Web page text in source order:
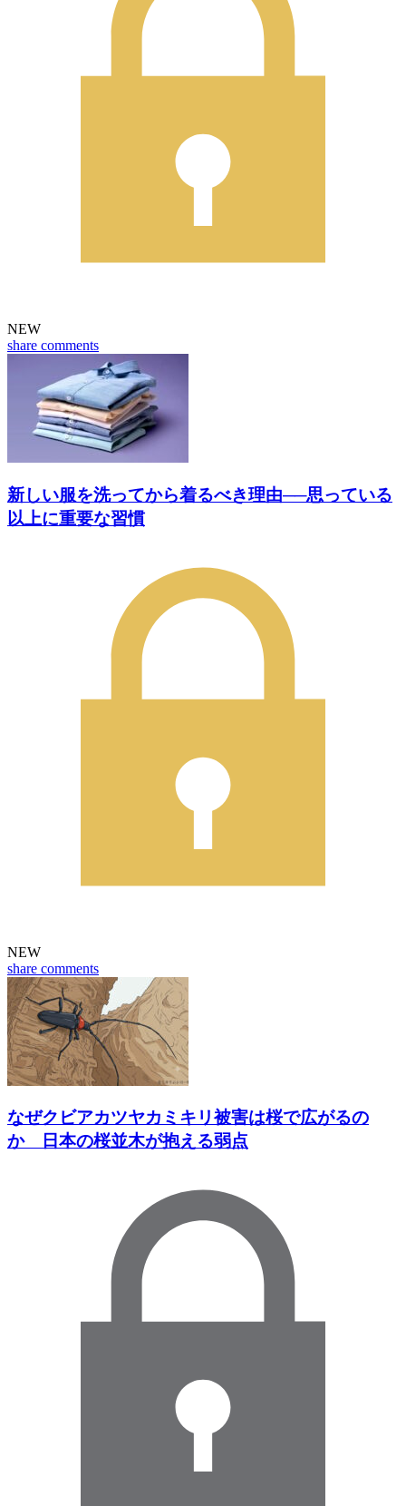
NEW
share comments
新しい服を洗ってから着るべき理由──思っている
以上に重要な習慣
NEW
share comments
なぜクビアカツヤカミキリ被害は桜で広がるの
か 日本の桜並木が抱える弱点